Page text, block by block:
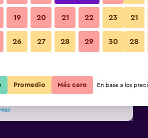
$85 Ver oferta
$86 Ver oferta
$113 Ver oferta
19 20 21 22 23
26 27 28 29 30
21
28
Promedio Más caro En base a los